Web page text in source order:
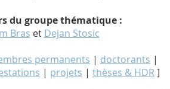
du groupe thématique :
Bras et Dejan Stosic
permanents | doctorants |
| projets | thèses & HDR]